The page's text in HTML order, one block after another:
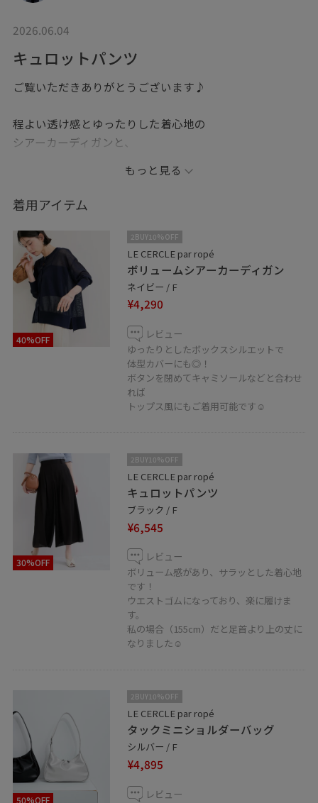
2026.06.04
キュロットパンツ
ご覧いただきありがとうございます♪
程よい透け感とゆったりした着心地の
シアーカーディガンと、
拾いにくいので体型カバーにも◎
スカートのようなの見た目で着映えするキュロットパン
ツと合わせました！
どちらも夏でもサラッとご着用できるアイテムです⭐︎
もっと見る
着用アイテム
40%OFF
2BUY10%OFF
LE CERCLE par ropé
ボリュームシアーカーディガン
ネイビー / F
¥4,290
レビュー
ゆったりとしたボックスシルエットで
体型カバーにも◎！
ボタンを閉めてキャミソールなどと合わせ
れば
トップス風にもご着用可能です☺︎
30%OFF
2BUY10%OFF
LE CERCLE par ropé
キュロットパンツ
ブラック / F
¥6,545
レビュー
ボリューム感があり、サラッとした着心地
です！
ウエストゴムになっており、楽に履けま
す。
私の場合（155cm）だと足首より上の丈に
なりました☺︎
50%OFF
2BUY10%OFF
LE CERCLE par ropé
タックミニショルダーバッグ
シルバー / F
¥4,895
レビュー